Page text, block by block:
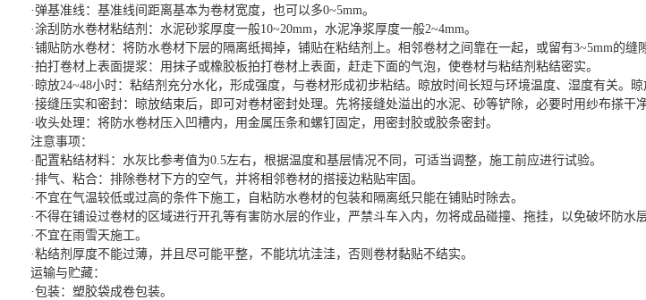
·弹基准线：基准线间距离基本为卷材宽度，也可以多0~5mm。
·涂刮防水卷材粘结剂：水泥砂浆厚度一般10~20mm，水泥净浆厚度一般2~4mm。
·铺贴防水卷材：将防水卷材下层的隔离纸揭掉，铺贴在粘结剂上。相邻卷材之间靠在一起，或留有3~5mm的缝隙
·拍打卷材上表面提浆：用抹子或橡胶板拍打卷材上表面，赶走下面的气泡，使卷材与粘结剂粘结密实。
·晾放24~48小时：粘结剂充分水化，形成强度，与卷材形成初步粘结。晾放时间长短与环境温度、湿度有关。
·接缝压实和密封：晾放结束后，即可对卷材密封处理。先将接缝处溢出的水泥、砂等铲除，必要时用纱布搽干
·收头处理：将防水卷材压入凹槽内，用金属压条和螺钉固定，用密封胶或胶条密封。
注意事项：
·配置粘结材料：水灰比参考值为0.5左右，根据温度和基层情况不同，可适当调整，施工前应进行试验。
·排气、粘合：排除卷材下方的空气，并将相邻卷材的搭接边粘贴牢固。
·不宜在气温较低或过高的条件下施工，自粘防水卷材的包装和隔离纸只能在铺贴时除去。
·不得在铺设过卷材的区域进行开孔等有害防水层的作业，严禁斗车入内，勿将成品碰撞、拖挂，以免破坏防水
·不宜在雨雪天施工。
·粘结剂厚度不能过薄，并且尽可能平整，不能坑坑洼洼，否则卷材黏贴不结实。
运输与贮藏：
·包装：塑胶袋成卷包装。